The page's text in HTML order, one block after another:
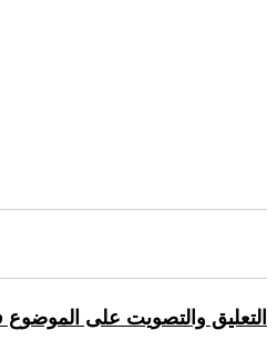
التعليق والتصويت على